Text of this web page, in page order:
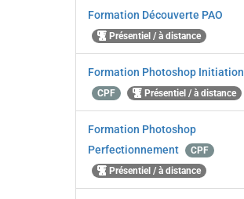
Formation Découverte PAO
Présentiel / à distance
Formation Photoshop Initiation
CPF Présentiel / à distance
Formation Photoshop
Perfectionnement
CPF
Présentiel / à distance